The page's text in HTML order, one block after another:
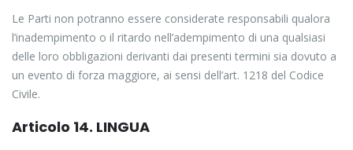
Le Parti non potranno essere considerate responsabili qualora
l’inadempimento o il ritardo nell’adempimento di una qualsiasi
delle loro obbligazioni derivanti dai presenti termini sia dovuto a
un evento di forza maggiore, ai sensi dell’art. 1218 del Codice
Civile.
Articolo 14. LINGUA